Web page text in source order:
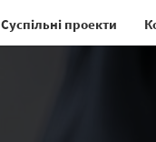
Суспільні проекти